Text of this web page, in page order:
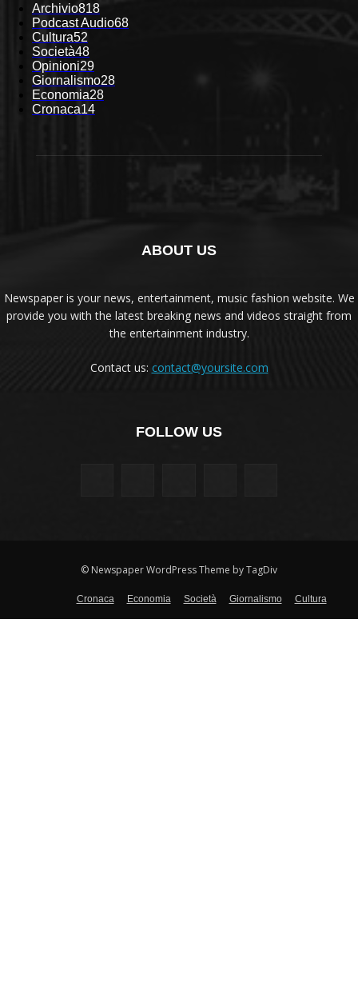
Archivio818
Podcast Audio68
Cultura52
Società48
Opinioni29
Giornalismo28
Economia28
Cronaca14
ABOUT US
Newspaper is your news, entertainment, music fashion website. We
provide you with the latest breaking news and videos straight from
the entertainment industry.
Contact us: contact@yoursite.com
FOLLOW US
© Newspaper WordPress Theme by TagDiv
Cronaca Economia Società Giornalismo Cultura